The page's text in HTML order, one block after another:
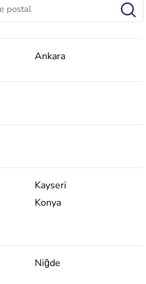
Ankara
Kayseri
Konya
Niğde